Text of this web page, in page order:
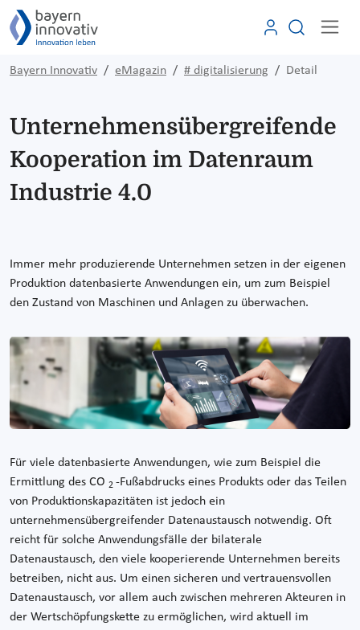
Bayern Innovativ eMagazin # digitalisierung Detail
Unternehmensübergreifende
Kooperation im Datenraum
Industrie 4.0
Immer mehr produzierende Unternehmen setzen in der eigenen
Produktion datenbasierte Anwendungen ein, um zum Beispiel
den Zustand von Maschinen und Anlagen zu überwachen.
Für viele datenbasierte Anwendungen, wie zum Beispiel die
Ermittlung des CO 2 -Fußabdrucks eines Produkts oder das Teilen
von Produktionskapazitäten ist jedoch ein
unternehmensübergreifender Datenaustausch notwendig. Oft
reicht für solche Anwendungsfälle der bilaterale
Datenaustausch, den viele kooperierende Unternehmen bereits
betreiben, nicht aus. Um einen sicheren und vertrauensvollen
Datenaustausch, vor allem auch zwischen mehreren Akteuren in
der Wertschöpfungskette zu ermöglichen, wird aktuell im